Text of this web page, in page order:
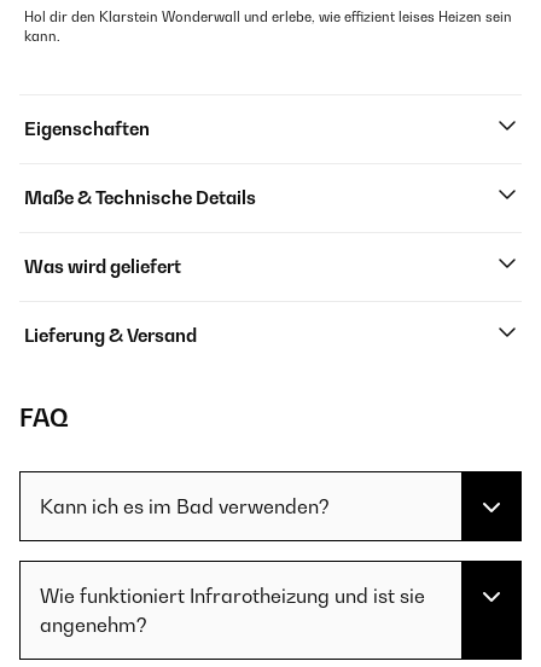
Hol dir den Klarstein Wonderwall und erlebe, wie effizient leises Heizen sein
kann.
Eigenschaften
Maße & Technische Details
Was wird geliefert
Lieferung & Versand
FAQ
Kann ich es im Bad verwenden?
Wie funktioniert Infrarotheizung und ist sie
angenehm?